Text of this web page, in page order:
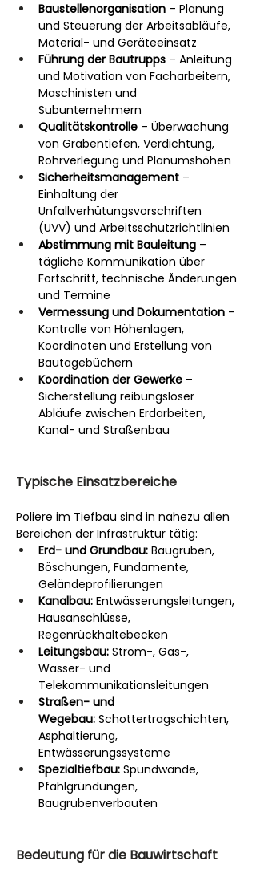
Baustellenorganisation – Planung
und Steuerung der Arbeitsabläufe,
Material- und Geräteeinsatz
Führung der Bautrupps – Anleitung
und Motivation von Facharbeitern,
Maschinisten und
Subunternehmern
Qualitätskontrolle – Überwachung
von Grabentiefen, Verdichtung,
Rohrverlegung und Planumshöhen
Sicherheitsmanagement –
Einhaltung der
Unfallverhütungsvorschriften
(UVV) und Arbeitsschutzrichtlinien
Abstimmung mit Bauleitung –
tägliche Kommunikation über
Fortschritt, technische Änderungen
und Termine
Vermessung und Dokumentation –
Kontrolle von Höhenlagen,
Koordinaten und Erstellung von
Bautagebüchern
Koordination der Gewerke –
Sicherstellung reibungsloser
Abläufe zwischen Erdarbeiten,
Kanal- und Straßenbau
Typische Einsatzbereiche
Poliere im Tiefbau sind in nahezu allen
Bereichen der Infrastruktur tätig:
Erd- und Grundbau: Baugruben,
Böschungen, Fundamente,
Geländeprofilierungen
Kanalbau: Entwässerungsleitungen,
Hausanschlüsse,
Regenrückhaltebecken
Leitungsbau: Strom-, Gas-,
Wasser- und
Telekommunikationsleitungen
Straßen- und
Wegebau: Schottertragschichten,
Asphaltierung,
Entwässerungssysteme
Spezialtiefbau: Spundwände,
Pfahlgründungen,
Baugrubenverbauten
Bedeutung für die Bauwirtschaft